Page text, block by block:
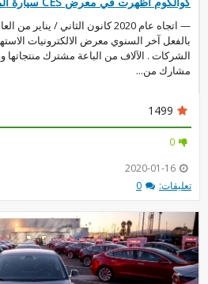
— اتجاه عام 2020 كانون الثاني /
بالفعل آخر السنوي معرض الالكترونيات
مشارك من...
1499
0
2020-01-16
تعليقات:
0